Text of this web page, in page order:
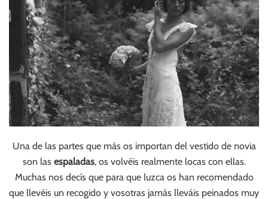
Una de las partes que más os importan del vestido de novia
son las espaladas, os volvéis realmente locas con ellas.
Muchas nos decís que para que luzca os han recomendado
que llevéis un recogido y vosotras jamás lleváis peinados muy